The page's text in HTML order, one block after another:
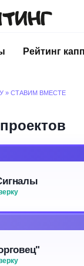
Рейтинг
» СТАВИМ ВМЕСТЕ